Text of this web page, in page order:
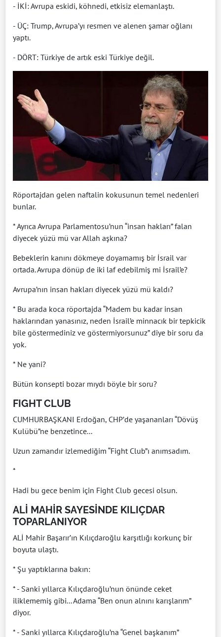
- İKİ: Avrupa eskidi, köhnedi, etkisiz elemanlaştı.
- ÜÇ: Trump, Avrupa’yı resmen ve alenen şamar oğlanı
yaptı.
- DÖRT: Türkiye de artık eski Türkiye değil.
Röportajdan gelen naftalin kokusunun temel nedenleri
bunlar.
* Ayrıca Avrupa Parlamentosu’nun “insan hakları” falan
diyecek yüzü mü var Allah aşkına?
Bebeklerin kanını dökmeye doyamamış bir İsrail var
ortada. Avrupa dönüp de iki laf edebilmiş mi İsrail’e?
Avrupa’nın insan hakları diyecek yüzü mü kaldı?
* Bu arada koca röportajda “Madem bu kadar insan
haklarından yanasınız, neden İsrail’e minnacık bir tepkicik
bile göstermediniz ve göstermiyorsunuz” diye bir soru da
yok.
* Ne yani?
Bütün konsepti bozar mıydı böyle bir soru?
FIGHT CLUB
CUMHURBAŞKANI Erdoğan, CHP’de yaşananları “Dövüş
Kulübü”ne benzetince...
Uzun zamandır izlemediğim “Fight Club”ı anımsadım.
*
Hadi bu gece benim için Fight Club gecesi olsun.
ALİ MAHİR SAYESİNDE KILIÇDAR
TOPARLANIYOR
ALİ Mahir Başarır’ın Kılıçdaroğlu karşıtlığı korkunç bir
boyuta ulaştı.
* Şu yaptıklarına bakın:
* - Sanki yıllarca Kılıçdaroğlu’nun önünde ceket
iliklememiş gibi... Adama “Ben onun alnını karışlarım”
diyor.
* - Sanki yıllarca Kılıçdaroğlu’na “Genel başkanım”